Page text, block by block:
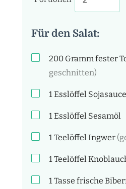
Für den Salat:
200 Grammfester
geschnitten)
1Esslöffel Sojasauce
1Esslöffel Sesamöl
1TeelöffelIngwer
1Teelöffel
1Tasse frische